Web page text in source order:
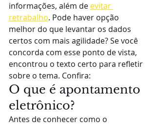
informações, além de evitar
retrabalho. Pode haver opção
melhor do que levantar os dados
certos com mais agilidade? Se você
concorda com esse ponto de vista,
encontrou o texto certo para refletir
sobre o tema. Confira:
O que é apontamento
eletrônico?
Antes de conhecer como o